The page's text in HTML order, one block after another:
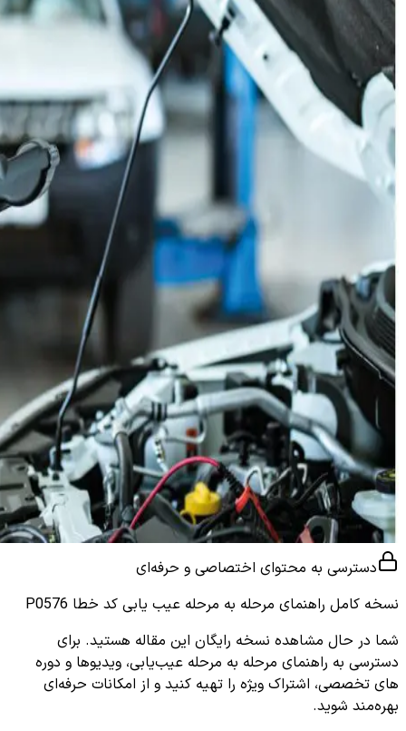
دسترسی به محتوای اختصاصی و حرفه‌ای
نسخه کامل راهنمای مرحله به مرحله عیب یابی کد خطا P0576
شما در حال مشاهده نسخه رایگان این مقاله هستید. برای
دسترسی به راهنمای مرحله به مرحله عیب‌یابی، ویدیوها و دوره
های تخصصی، اشتراک ویژه را تهیه کنید و از امکانات حرفه‌ای
بهره‌مند شوید.